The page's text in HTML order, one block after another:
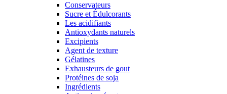
Conservateurs
Sucre et Édulcorants
Les acidifiants
Antioxydants naturels
Excipients
Agent de texture
Gélatines
Exhausteurs de gout
Protéines de soja
Ingrédients